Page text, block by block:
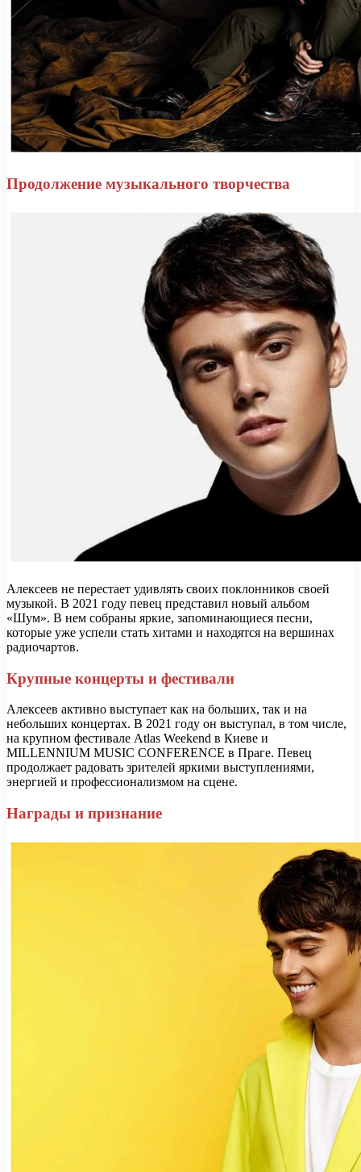
Продолжение музыкального творчества
Алексеев не перестает удивлять своих поклонников своей
музыкой. В 2021 году певец представил новый альбом
«Шум». В нем собраны яркие, запоминающиеся песни,
которые уже успели стать хитами и находятся на вершинах
радиочартов.
Крупные концерты и фестивали
Алексеев активно выступает как на больших, так и на
небольших концертах. В 2021 году он выступал, в том числе,
на крупном фестивале Atlas Weekend в Киеве и
MILLENNIUM MUSIC CONFERENCE в Праге. Певец
продолжает радовать зрителей яркими выступлениями,
энергией и профессионализмом на сцене.
Награды и признание